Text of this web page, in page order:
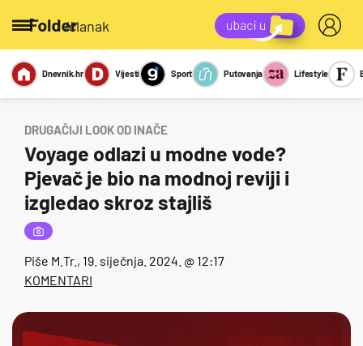
/članak
Miks Kviz
Report
Sexy
Dnevnik.hr Vijesti Sport Putovanja Lifestyle
DRUGAČIJI LOOK OD INAČE
Voyage odlazi u modne vode?
Pjevač je bio na modnoj reviji i
izgledao skroz stajliš
Piše M.Tr. , 19. siječnja. 2024. @ 12:17
KOMENTARI